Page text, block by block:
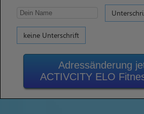
keine Unterschrift
Adressänderung
ACTIVCITY ELO